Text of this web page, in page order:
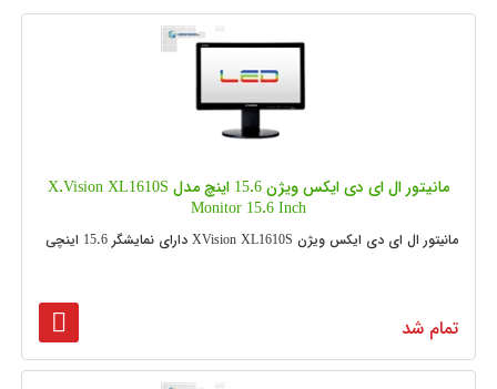
مانیتور ال ای دی ایکس ویژن 15.6 اینچ مدل X.Vision XL1610S
Monitor 15.6 Inch
مانیتور ال ای دی ایکس ویژن XVision XL1610S دارای نمایشگر 15.6 اینچی
تمام شد